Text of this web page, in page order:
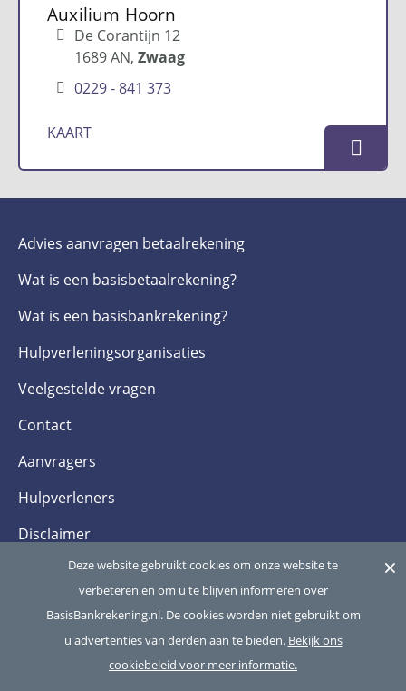
Auxilium Hoorn
De Corantijn 12
1689 AN Zwaag
0229 - 841 373
KAART
Advies aanvragen betaalrekening
Wat is een basis­betaalrekening?
Wat is een basis­bankrekening?
Hulpverlenings­organisaties
Veelgestelde­ vragen
Contact
Aanvragers
Hulpverleners
Disclaimer
Privacy- en cookieverklaring
Terug naar boven
Copyright 2026Betaalvereniging Nederland, alle rechten voorbehouden
Deze website gebruikt cookies om onze website te
verbeteren en om u te blijven informeren over
BasisBankrekening.nl. De cookies worden niet gebruikt om
u advertenties van derden aan te bieden. Bekijk ons
cookiebeleid voor meer informatie.
×